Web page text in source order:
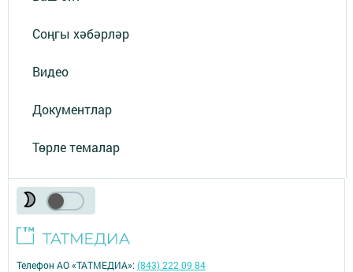
Соңгы хәбәрләр
Видео
Документлар
Төрле темалар
Телефон АО «ТАТМЕДИА»:(843) 222 09 84